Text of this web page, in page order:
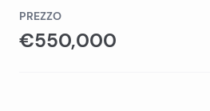
PREZZO
€550,000